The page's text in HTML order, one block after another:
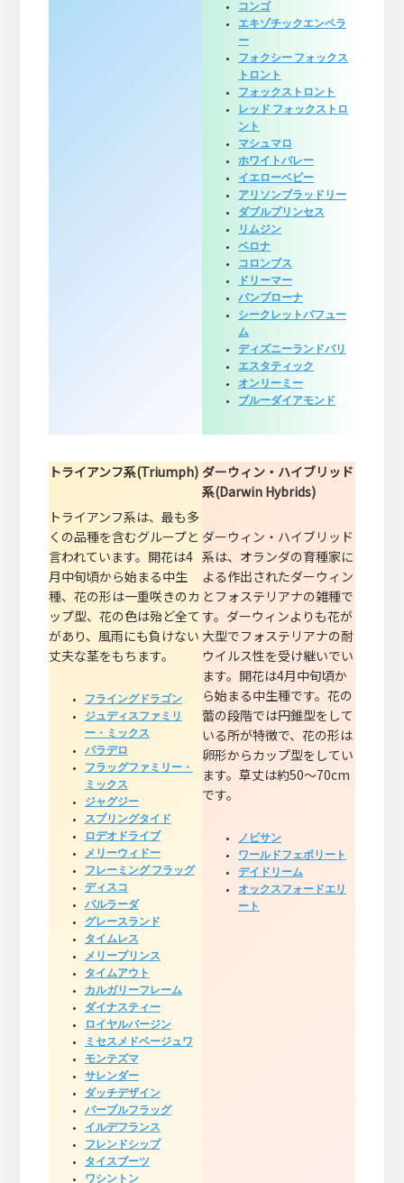
コンゴ
エキゾチックエンペラ
ー
フォクシー フォックス
トロント
フォックストロント
レッド フォックストロ
ント
マシュマロ
ホワイトバレー
イエローベビー
アリソンブラッドリー
ダブルプリンセス
リムジン
ベロナ
コロンブス
ドリーマー
パンプローナ
シークレットパフュー
ム
ディズニーランドパリ
エスタティック
オンリーミー
ブルーダイアモンド
トライアンフ系(Triumph)
トライアンフ系は、最も多
くの品種を含むグループと
言われています。開花は4
月中旬頃から始まる中生
種、花の形は一重咲きのカ
ップ型、花の色は殆ど全て
があり、風雨にも負けない
丈夫な茎をもちます。
フライングドラゴン
ジュディスファミリ
ー・ミックス
パラデロ
フラッグファミリー・
ミックス
ジャグジー
スプリングタイド
ロデオドライブ
メリーウィドー
フレーミング フラッグ
ディスコ
パルラーダ
グレースランド
タイムレス
メリープリンス
タイムアウト
カルガリーフレーム
ダイナスティー
ロイヤルバージン
ミセスメドベージュワ
モンテズマ
サレンダー
ダッチデザイン
パープルフラッグ
イルデフランス
フレンドシップ
タイスブーツ
ワシントン
ダーウィン・ハイブリッド
系(Darwin Hybrids)
ダーウィン・ハイブリッド
系は、オランダの育種家に
よる作出されたダーウィン
とフォステリアナの雑種で
す。ダーウィンよりも花が
大型でフォステリアナの耐
ウイルス性を受け継いでい
ます。開花は4月中旬頃か
ら始まる中生種です。花の
蕾の段階では円錐型をして
いる所が特徴で、花の形は
卵形からカップ型をしてい
ます。草丈は約50～70cm
です。
ノビサン
ワールドフェボリート
デイドリーム
オックスフォードエリ
ート